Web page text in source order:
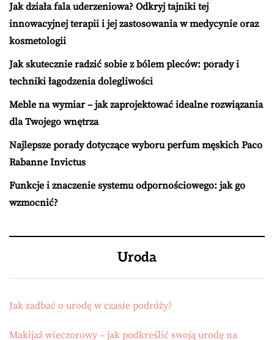
Jak działa fala uderzeniowa? Odkryj tajniki tej
innowacyjnej terapii i jej zastosowania w medycynie oraz
kosmetologii
Jak skutecznie radzić sobie z bólem pleców: porady i
techniki łagodzenia dolegliwości
Meble na wymiar – jak zaprojektować idealne rozwiązania
dla Twojego wnętrza
Najlepsze porady dotyczące wyboru perfum męskich Paco
Rabanne Invictus
Funkcje i znaczenie systemu odpornościowego: jak go
wzmocnić?
Uroda
Jak zadbać o urodę w czasie podróży?
Makijaż wieczorowy – jak podkreślić swoją urodę na